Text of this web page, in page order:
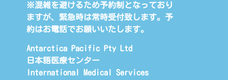
※混雑を避けるため予約制となっており
ますが、緊急時は常時受付致します。予
約はお電話でお願いいたします。
Antarctica Pacific Pty Ltd
日本語医療センター
International Medical Services